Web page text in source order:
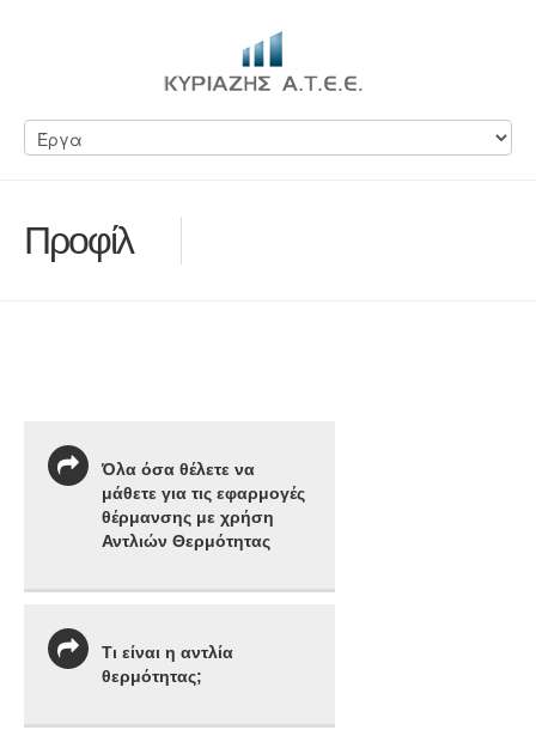
Προφίλ
Όλα όσα θέλετε να
μάθετε για τις εφαρμογές
θέρμανσης με χρήση
Αντλιών Θερμότητας
Τι είναι η αντλία
θερμότητας;